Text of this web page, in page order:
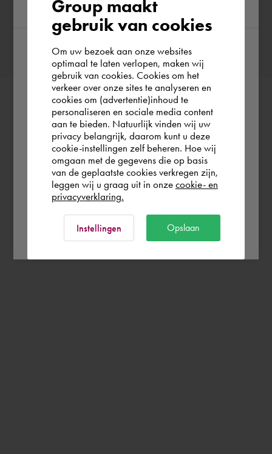
Confirmer la réservation
region
According to us you are situated in Rest of
the world. Please confirm in which country
you wish to shop.
France
Rest of the world
Group maakt
gebruik van cookies
Om uw bezoek aan onze websites
optimaal te laten verlopen, maken wij
gebruik van cookies. Cookies om het
verkeer over onze sites te analyseren en
cookies om (advertentie)inhoud te
personaliseren en sociale media content
aan te bieden. Natuurlijk vinden wij uw
privacy belangrijk, daarom kunt u deze
cookie-instellingen zelf beheren. Hoe wij
omgaan met de gegevens die op basis
van de geplaatste cookies verkregen zijn,
leggen wij u graag uit in onze cookie- en
privacyverklaring.
Instellingen Opslaan